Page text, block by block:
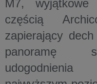
M7, wyjątkowe
częścią
zapierający
panoramę